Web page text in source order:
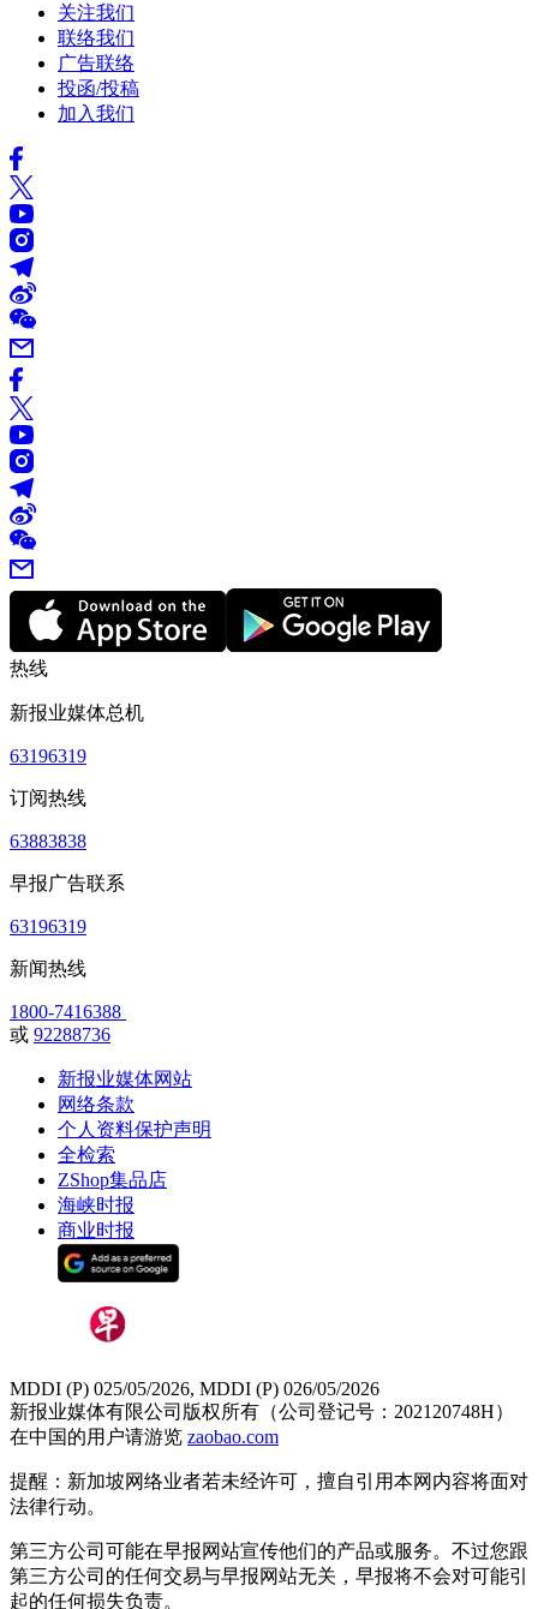
关注我们
联络我们
广告联络
投函/投稿
加入我们
热线
新报业媒体总机
63196319
订阅热线
63883838
早报广告联系
63196319
新闻热线
1800-7416388
或 92288736
新报业媒体网站
网络条款
个人资料保护声明
全检索
ZShop集品店
海峡时报
商业时报
MDDI (P) 025/05/2026, MDDI (P) 026/05/2026
新报业媒体有限公司版权所有（公司登记号：202120748H）
在中国的用户请游览 zaobao.com
提醒：新加坡网络业者若未经许可，擅自引用本网内容将面对
法律行动。
第三方公司可能在早报网站宣传他们的产品或服务。不过您跟
第三方公司的任何交易与早报网站无关，早报将不会对可能引
起的任何损失负责。